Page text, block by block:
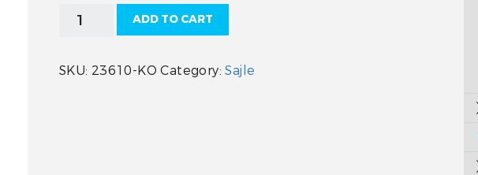
SAJLA
15FT
033-
15
ADD TO CART
SKU: 23610-KO Category:Sajle